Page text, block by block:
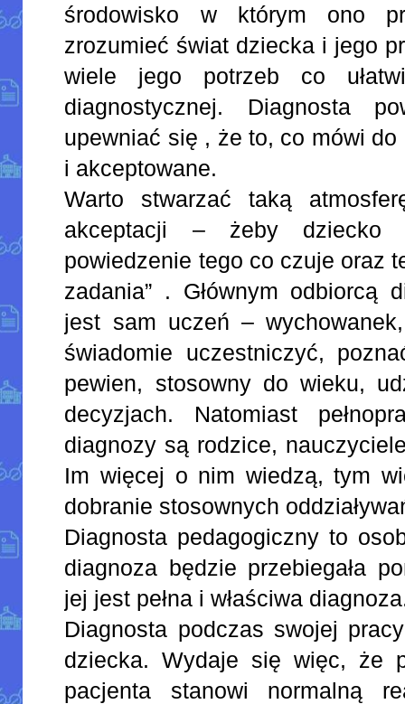
środowisko w którym ono
zrozumieć świat dziecka i jego
wiele jego potrzeb co
diagnostycznej. Diagnosta
upewniać się , że to, co mówi do
i akceptowane.
Warto stwarzać taką
akceptacji – żeby dziecko
powiedzenie tego co czuje oraz
zadania” . Głównym odbiorcą
jest sam uczeń –
świadomie uczestniczyć,
pewien, stosowny do wieku,
decyzjach. Natomiast
diagnozy są rodzice,
Im więcej o nim wiedzą, tym
dobranie stosownych
Diagnosta pedagogiczny to
diagnoza będzie przebiegała
jej jest pełna i właściwa
Diagnosta podczas swojej
dziecka. Wydaje się więc, że
pacjenta stanowi normalną